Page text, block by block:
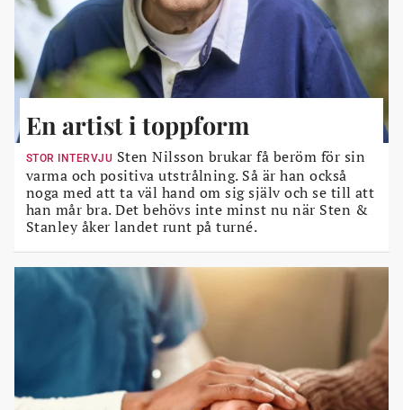
En artist i toppform
STOR INTERVJU Sten Nilsson brukar få beröm för sin
varma och positiva utstrålning. Så är han också
noga med att ta väl hand om sig själv och se till att
han mår bra. Det behövs inte minst nu när Sten &
Stanley åker landet runt på turné.